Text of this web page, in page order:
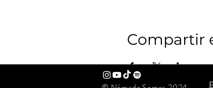
Compartir